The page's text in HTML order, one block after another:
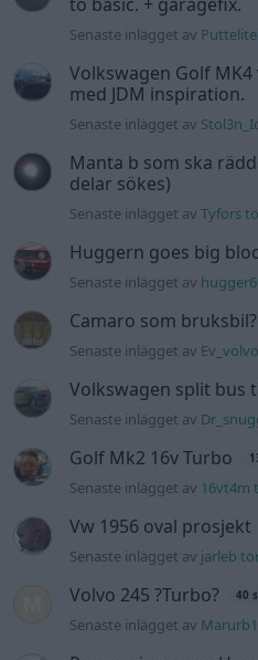
Senaste inlägget av
Volkswagen Golf
med JDM inspiration.
Senaste inlägget av
Manta b som ska
delar sökes)
Senaste inlägget avTyfors
Huggern goes big
Senaste inlägget av
Camaro som
Senaste inlägget av
Volkswagen split bus
Senaste inlägget av
Golf Mk2 16v Turbo
Senaste inlägget av 16vt4m
Vw 1956 oval prosjekt
Senaste inlägget av jarleb
Volvo 245 ?Turbo? 40
Senaste inlägget av